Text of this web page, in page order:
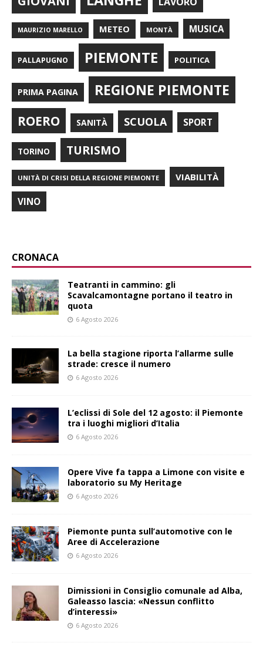
MAURIZIO MARELLO METEO MONTÀ MUSICA
PALLAPUGNO PIEMONTE POLITICA
PRIMA PAGINA REGIONE PIEMONTE
ROERO SANITÀ SCUOLA SPORT
TORINO TURISMO
UNITÀ DI CRISI DELLA REGIONE PIEMONTE VIABILITÀ
VINO
CRONACA
Teatranti in cammino: gli
Scavalcamontagne portano il teatro in
quota
6 Agosto 2026
La bella stagione riporta l’allarme sulle
strade: cresce il numero
6 Agosto 2026
L’eclissi di Sole del 12 agosto: il Piemonte
tra i luoghi migliori d’Italia
6 Agosto 2026
Opere Vive fa tappa a Limone con visite e
laboratorio su My Heritage
6 Agosto 2026
Piemonte punta sull’automotive con le
Aree di Accelerazione
6 Agosto 2026
Dimissioni in Consiglio comunale ad Alba,
Galeasso lascia: «Nessun conflitto
d’interessi»
6 Agosto 2026